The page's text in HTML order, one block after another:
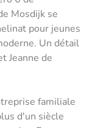
Mosdijk se
pour jeunes
Un détail
Jeanne de
familiale
d'un siècle